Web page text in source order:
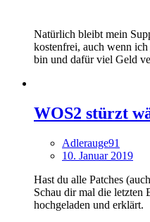
Natürlich bleibt mein
kostenfrei, auch wenn
bin und dafür viel Geld
WOS2 stürzt
Adlerauge91
10. Januar 2019
Hast du alle Patches
Schau dir mal die letzten
hochgeladen und erklärt.